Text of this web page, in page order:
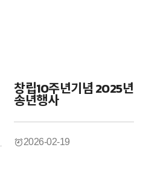
창립10주년기념 2025년
송년행사
2026-02-19